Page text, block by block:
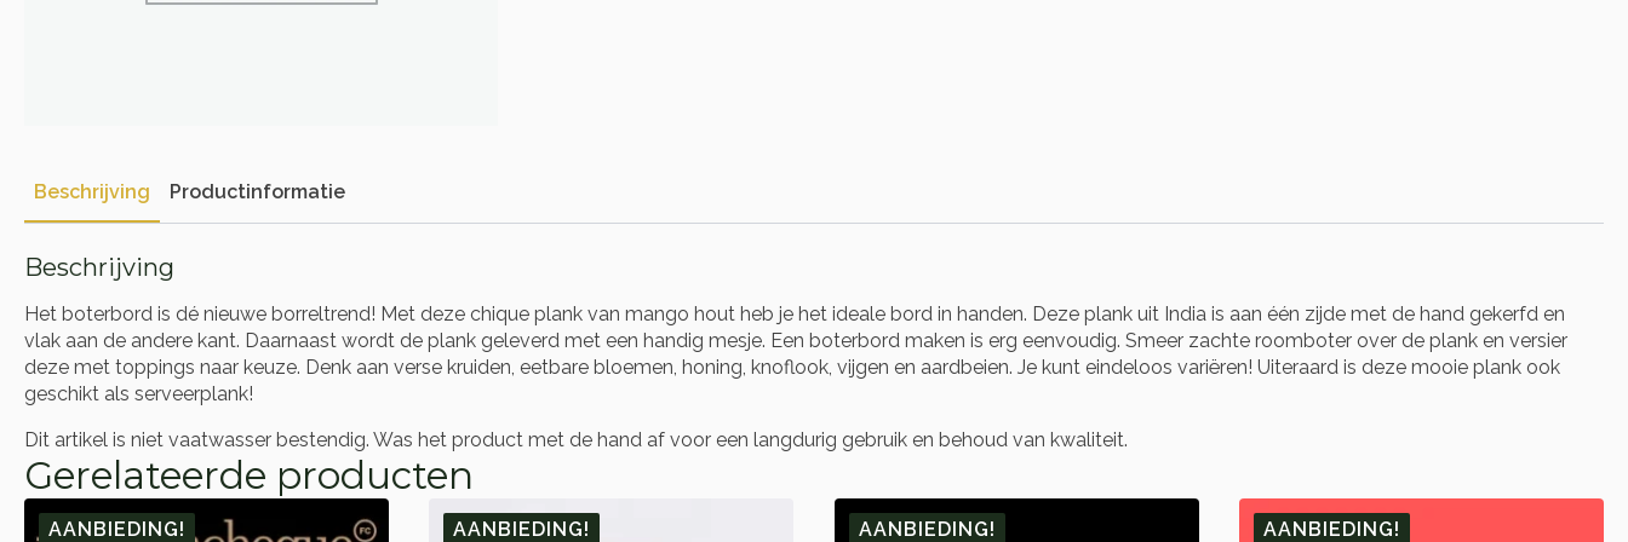
Beschrijving Productinformatie
Beschrijving
Het boterbord is dé nieuwe borreltrend! Met deze chique plank van mango hout heb je het ideale bord in handen. Deze plank uit India is aan één zijde met de hand gekerfd en
vlak aan de andere kant. Daarnaast wordt de plank geleverd met een handig mesje. Een boterbord maken is erg eenvoudig. Smeer zachte roomboter over de plank en versier
deze met toppings naar keuze. Denk aan verse kruiden, eetbare bloemen, honing, knoflook, vijgen en aardbeien. Je kunt eindeloos variëren! Uiteraard is deze mooie plank ook
geschikt als serveerplank!
Dit artikel is niet vaatwasser bestendig. Was het product met de hand af voor een langdurig gebruik en behoud van kwaliteit.
Gerelateerde producten
AANBIEDING! AANBIEDING! AANBIEDING! AANBIEDING!